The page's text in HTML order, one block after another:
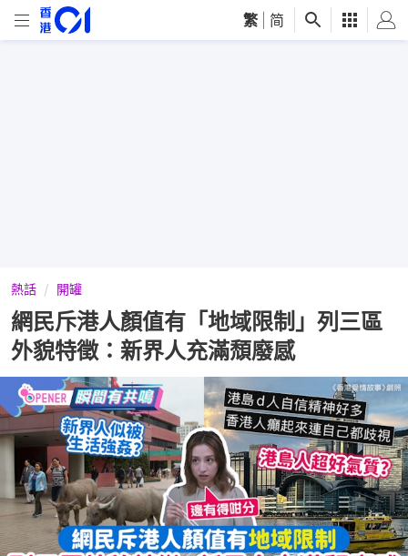
繁 简
熱話 開罐
網民斥港人顏值有「地域限制」列三區
外貌特徵：新界人充滿頹廢感